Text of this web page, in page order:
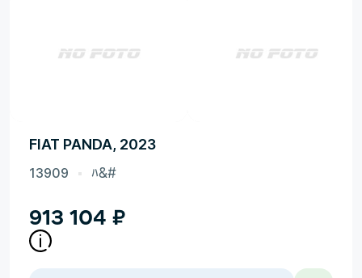
FIAT PANDA, 2023
13909 ﾊ&#
913 104 ₽